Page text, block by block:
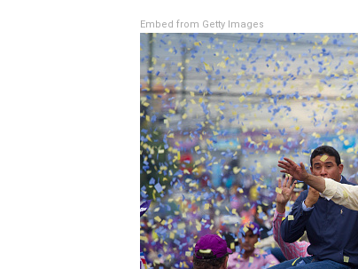
Embed from Getty Images